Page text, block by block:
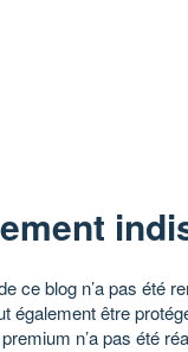
ce blog n’a pas été
également être
n’a pas été